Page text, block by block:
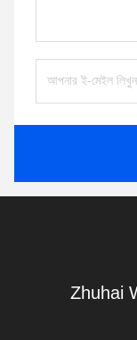
Zhuhai